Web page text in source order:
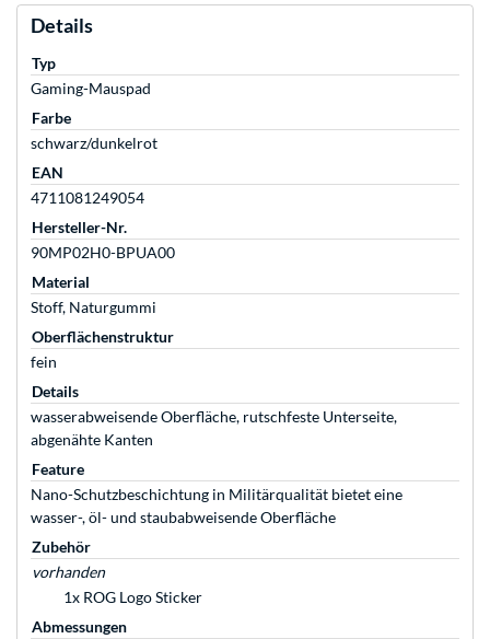
Details
Typ
Gaming-Mauspad
Farbe
schwarz/dunkelrot
EAN
4711081249054
Hersteller-Nr.
90MP02H0-BPUA00
Material
Stoff, Naturgummi
Oberflächenstruktur
fein
Details
wasserabweisende Oberfläche, rutschfeste Unterseite,
abgenähte Kanten
Feature
Nano-Schutzbeschichtung in Militärqualität bietet eine
wasser-, öl- und staubabweisende Oberfläche
Zubehör
vorhanden
1x ROG Logo Sticker
Abmessungen